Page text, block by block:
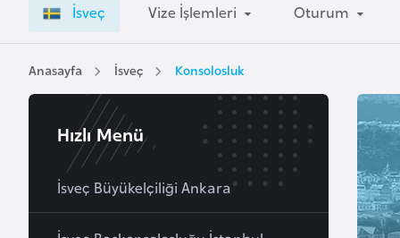
İsveç Vize İşlemleri Oturum
Anasayfa İsveç Konsolosluk
Hızlı Menü
İsveç Büyükelçiliği Ankara
a
l
A
v
u
s
t